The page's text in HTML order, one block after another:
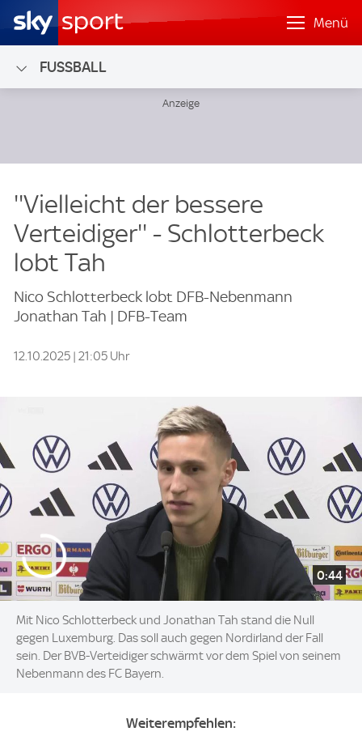
Menü
FUSSBALL
''Vielleicht der bessere
Verteidiger'' - Schlotterbeck
lobt Tah
Nico Schlotterbeck lobt DFB-Nebenmann
Jonathan Tah | DFB-Team
12.10.2025 | 21:05 Uhr
0:44
Mit Nico Schlotterbeck und Jonathan Tah stand die Null
gegen Luxemburg. Das soll auch gegen Nordirland der Fall
sein. Der BVB-Verteidiger schwärmt vor dem Spiel von seinem
Nebenmann des FC Bayern.
Weiterempfehlen: